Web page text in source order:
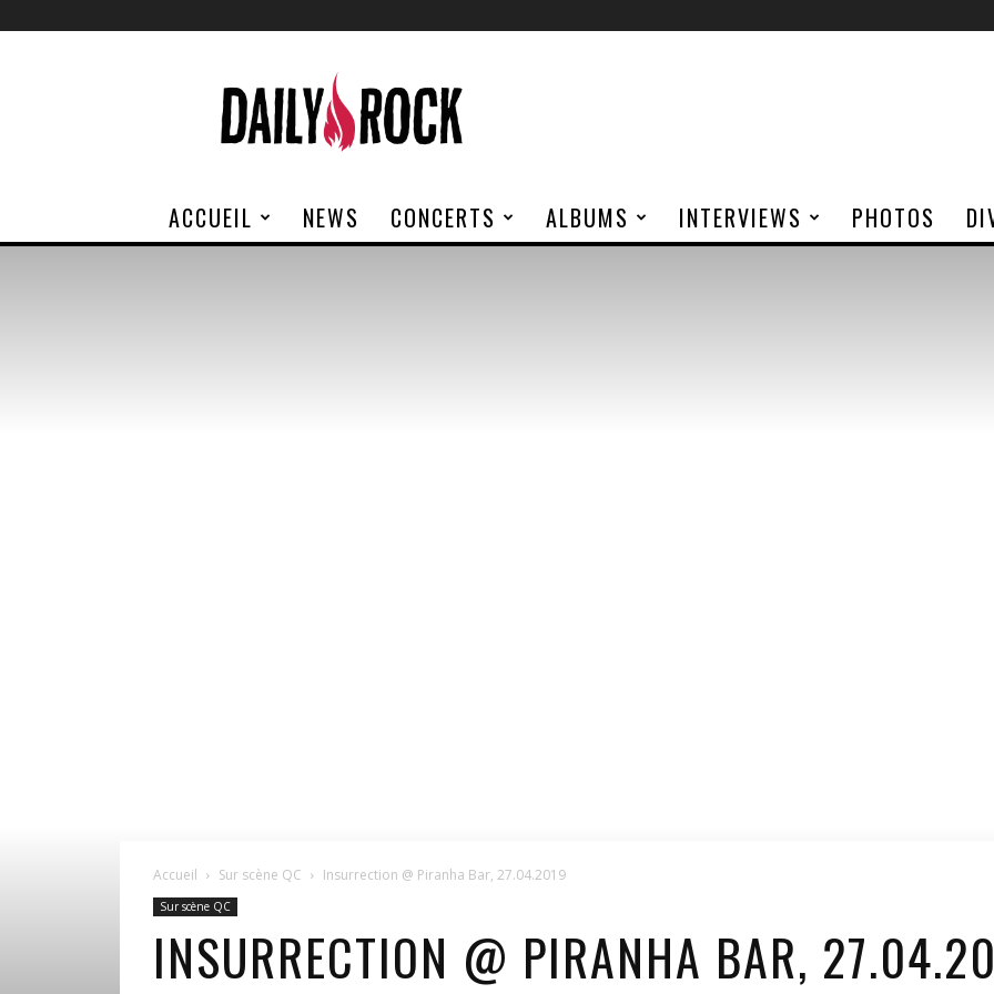
Rock
ACCUEIL NEWS CONCERTS ALBUMS INTERVIEWS PHOTOS
Accueil Sur scène QC Insurrection @ Piranha Bar, 27.04.2019
Sur scène QC
INSURRECTION @ PIRANHA BAR,